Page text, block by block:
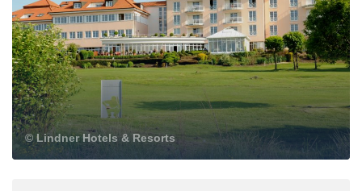
© Lindner Hotels & Resorts